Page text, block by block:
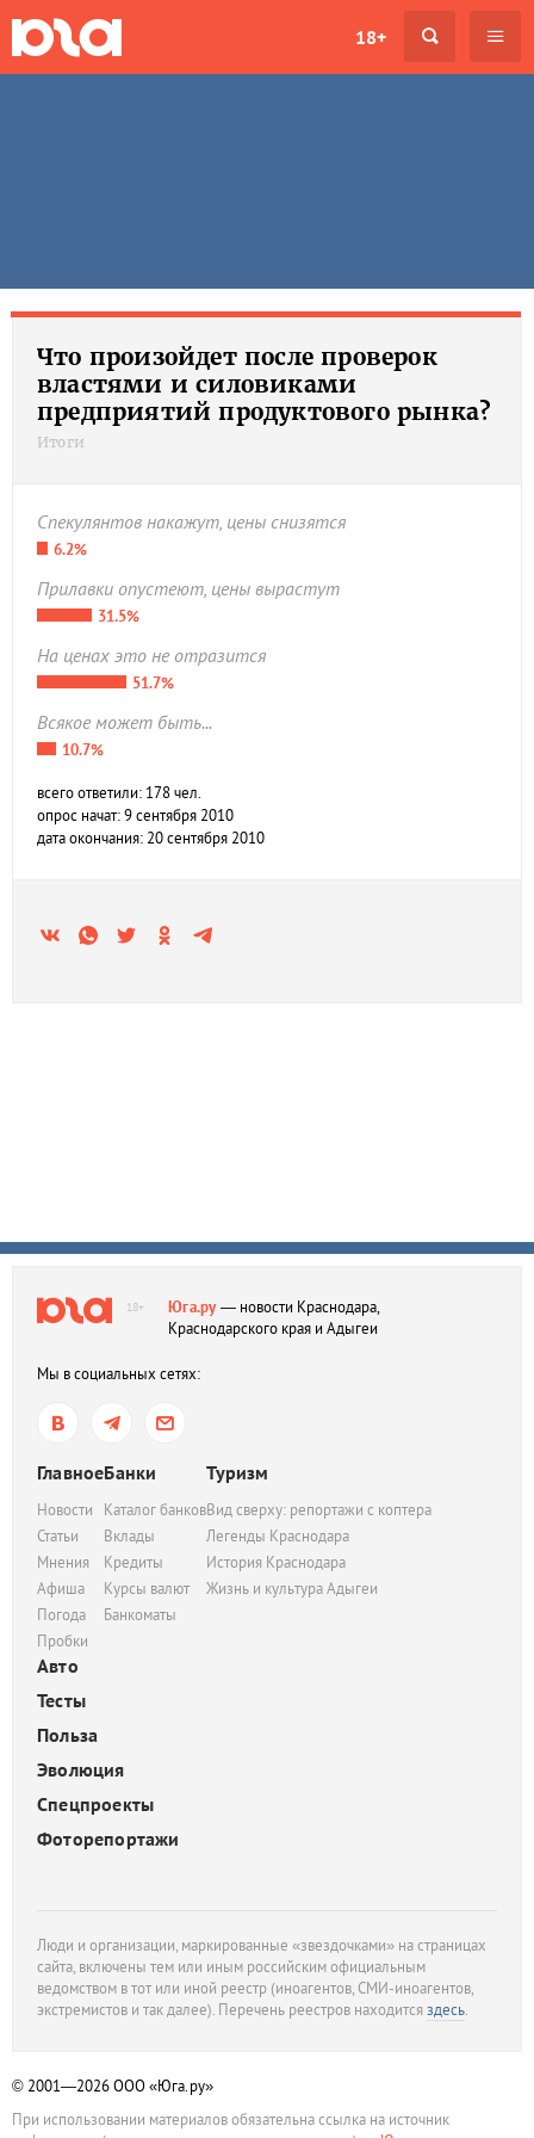
18+
Что произойдет после проверок
властями и силовиками
предприятий продуктового рынка?
Итоги
Спекулянтов накажут, цены снизятся
6.2%
Прилавки опустеют, цены вырастут
31.5%
На ценах это не отразится
51.7%
Всякое может быть...
10.7%
всего ответили: 178 чел.
опрос начат: 9 сентября 2010
дата окончания: 20 сентября 2010
18+ Юга.ру— новости Краснодара,
Краснодарского края и Адыгеи
Мы в социальных сетях:
Главное
Новости
Статьи
Мнения
Афиша
Погода
Пробки
Банки
Каталог банков
Вклады
Кредиты
Курсы валют
Банкоматы
Туризм
Вид сверху: репортажи с коптера
Легенды Краснодара
История Краснодара
Жизнь и культура Адыгеи
Авто
Тесты
Польза
Эволюция
Спецпроекты
Фоторепортажи
Люди и организации, маркированные «звездочками» на страницах
сайта, включены тем или иным российским официальным
ведомством в тот или иной реестр (иноагентов, СМИ-иноагентов,
экстремистов и так далее). Перечень реестров находитсяздесь.
© 2001—2026ООО «Юга.ру»
При использовании материалов обязательна ссылка на источник